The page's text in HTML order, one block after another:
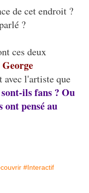
de cet endroit ?
?
ces deux
George
l'artiste que
ils fans ? Ou
ont pensé au
#Interactif